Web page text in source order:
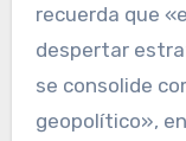
recuerda que
despertar
se consolide
geopolítico»,